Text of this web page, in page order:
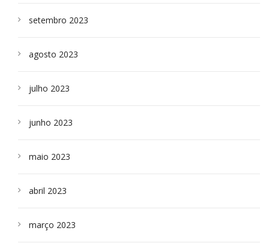
setembro 2023
agosto 2023
julho 2023
junho 2023
maio 2023
abril 2023
março 2023